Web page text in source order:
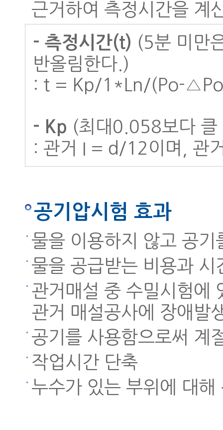
근거하여 측정시간을 계
- 측정시간(t) (5분 미만
반올림한다.)
: t = Kp/1*Ln/(Po-
- Kp (최대0.058보다
: 관거 I = d/12이며, 관
공기압시험 효과
물을 이용하지 않고 공
물을 공급받는 비용과
관거매설 중 수밀시험에
관거 매설공사에 장애발
공기를 사용함으로써 계
작업시간 단축
누수가 있는 부위에 대해